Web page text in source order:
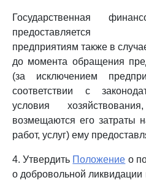
Государственная
предоставляется
предприятиям также в
до момента обращения
(за исключением
соответствии с
условия
возмещаются его затраты
работ, услуг) ему
4. Утвердить Положение о
о добровольной